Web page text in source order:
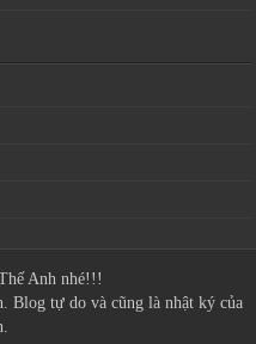
Anh nhé!!!
Blog tự do và cũng là nhật ký của